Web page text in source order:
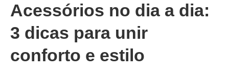
Acessórios no dia a dia:
3 dicas para unir
conforto e estilo